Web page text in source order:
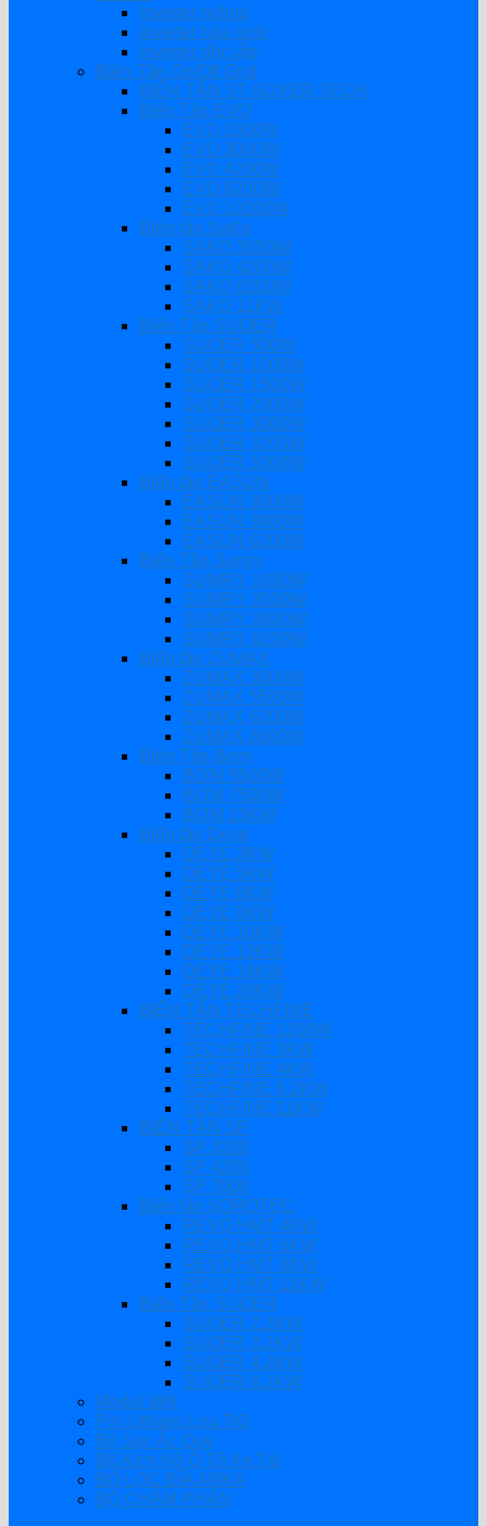
Inverter hybrid
Inverter hòa lưới
Inverter độc lập
Biến Tần On/Off Grid
BIẾN TẦN ST-SOYER TECH
Biến Tần EVO
EVO 1600W
EVO 3000W
EVO 4200W
EVO 6200W
EVO 10200W
Biến tần SaKo
SAKO 3000W
SAKO 4200W
SAKO 6200W
SAKO 11KW
Biến Tần SUOER
SUOER 500W
SUOER 1000W
SUOER 1500W
SUOER 2000W
SUOER 3000W
SUOER 3200W
SUOER 5000W
Biến tần EASUN
EASUN 3000W
EASUN 3800W
EASUN 6200W
Biến Tần Sumry
SUMRY 1800W
SUMRY 3000W
SUMRY 3800W
SUMRY 6200W
Biến tần ZUMAX
ZUMAX 3000W
ZUMAX 5500W
ZUMAX 6200W
ZUMAX 6600W
Biến Tần Bơm
BƠM 5500W
BƠM 7500W
BƠM 15KW
Biến tần Deye
DEYE 3KW
DEYE 5KW
DEYE 6KW
DEYE 8KW
DEYE 10KW
DEYE 12KW
DEYE 16KW
DEYE 20KW
BIẾN TẦN TECHFINE
TECHFINE 1200W
TECHFINE 3KW
TECHFINE 4KW
TECHFINE 6.2KW
TECHFINE 11KW
BIẾN TẦN SP
SP 3200
SP 4200
SP 7000
Biến tần SOROTEC
REVO HMT 4KW
REVO HMT 6KW
REVO HMT 8KW
REVO HMT 11KW
Biến Tần SUOER
SUOER 2.2KW
SUOER 3.2KW
SUOER 4.2KW
SUOER 6.2KW
Modul Wifi
Pin Lithium Lưu Trữ
Bộ Sạc Ắc Quy
Bộ Kích Nổ Ô Tô Xe Tải
BỘ LỌC ĐĨA ARKA
BỘ CHÂM PHÂN